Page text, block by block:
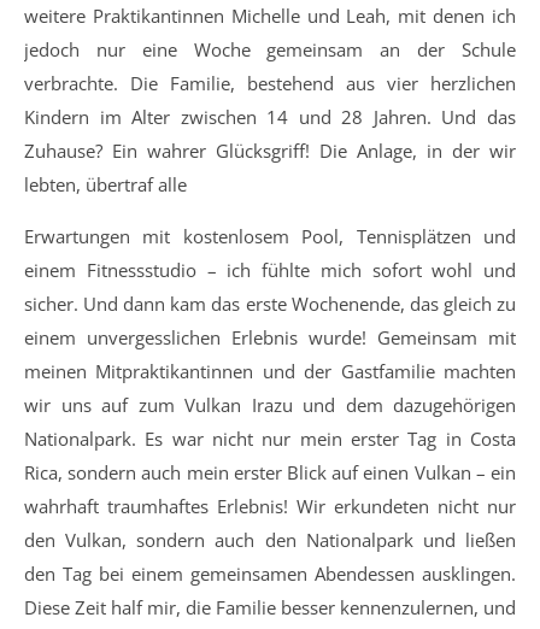
weitere Praktikantinnen Michelle und Leah, mit denen ich
jedoch nur eine Woche gemeinsam an der Schule
verbrachte. Die Familie, bestehend aus vier herzlichen
Kindern im Alter zwischen 14 und 28 Jahren. Und das
Zuhause? Ein wahrer Glücksgriff! Die Anlage, in der wir
lebten, übertraf alle
Erwartungen mit kostenlosem Pool, Tennisplätzen und
einem Fitnessstudio – ich fühlte mich sofort wohl und
sicher. Und dann kam das erste Wochenende, das gleich zu
einem unvergesslichen Erlebnis wurde! Gemeinsam mit
meinen Mitpraktikantinnen und der Gastfamilie machten
wir uns auf zum Vulkan Irazu und dem dazugehörigen
Nationalpark. Es war nicht nur mein erster Tag in Costa
Rica, sondern auch mein erster Blick auf einen Vulkan – ein
wahrhaft traumhaftes Erlebnis! Wir erkundeten nicht nur
den Vulkan, sondern auch den Nationalpark und ließen
den Tag bei einem gemeinsamen Abendessen ausklingen.
Diese Zeit half mir, die Familie besser kennenzulernen, und